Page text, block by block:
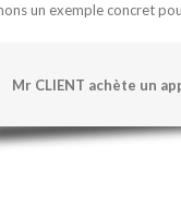
un exemple concret
Mr CLIENT achète un